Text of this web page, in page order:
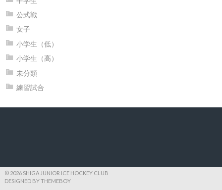
公式戦
女子
小学生（低）
小学生（高）
未分類
練習試合
© 2026 SHIGA JUNIOR ICE HOCKEY CLUB
DESIGNED BY THEMEBOY